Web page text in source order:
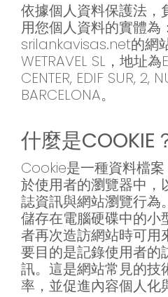
依據個人資料保護法，
用您個人資料的實體為
srilankavisas.net的網
WETRAVEL SL，地址為
CENTER, EDIF SUR, 2,
BARCELONA。
什麼是COOKIE
Cookie是一種資料檔
於使用者的瀏覽器中，
誌資訊與網站瀏覽行為
儲存在電腦硬碟中的小
者再次造訪網站時可用
要目的是記錄使用者的
訊。這是網站常見的技
率，並促進內容個人化